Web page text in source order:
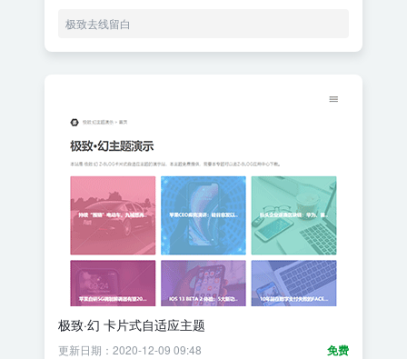
极致去线留白
极致·幻 卡片式自适应主题
免费
更新日期：2020-12-09 09:48